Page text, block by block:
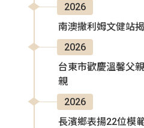
2026
南澳撒利姆文健站
2026
台東市歡慶溫馨父
親
2026
長濱鄉表揚22位模